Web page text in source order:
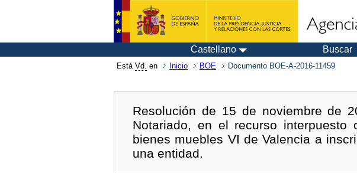
Castellano Buscar
Está Vd. en Inicio BOE Documento BOE-A-2016-11459
Resolución de 15 de noviembre de
Notariado, en el recurso
bienes muebles VI de Valencia a
una entidad.